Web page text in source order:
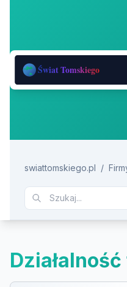
swiattomskiego.pl /